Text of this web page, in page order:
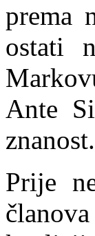
prema
ostati
Ante
znanost.
Prije